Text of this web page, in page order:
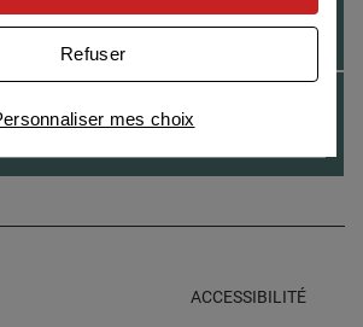
ACCESSIBILITÉ
: nous utilisons avec nos
mes choix
Refuser